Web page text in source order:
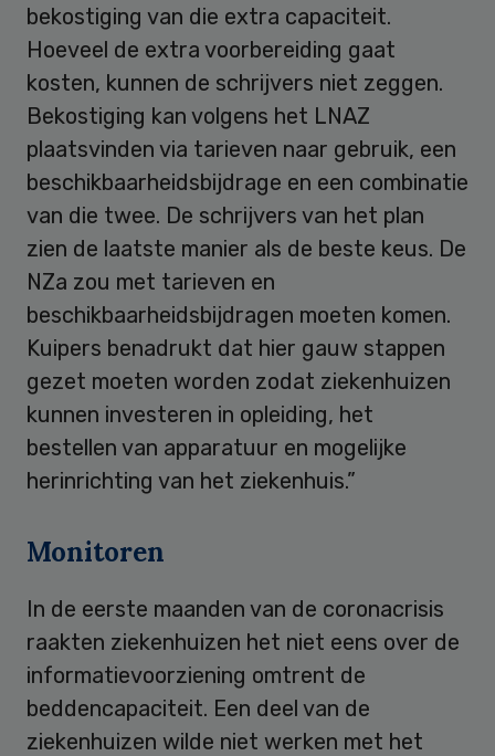
bekostiging van die extra capaciteit.
Hoeveel de extra voorbereiding gaat
kosten, kunnen de schrijvers niet zeggen.
Bekostiging kan volgens het LNAZ
plaatsvinden via tarieven naar gebruik, een
beschikbaarheidsbijdrage en een combinatie
van die twee. De schrijvers van het plan
zien de laatste manier als de beste keus. De
NZa zou met tarieven en
beschikbaarheidsbijdragen moeten komen.
Kuipers benadrukt dat hier gauw stappen
gezet moeten worden zodat ziekenhuizen
kunnen investeren in opleiding, het
bestellen van apparatuur en mogelijke
herinrichting van het ziekenhuis.”
Monitoren
In de eerste maanden van de coronacrisis
raakten ziekenhuizen het niet eens over de
informatievoorziening omtrent de
beddencapaciteit. Een deel van de
ziekenhuizen wilde niet werken met het